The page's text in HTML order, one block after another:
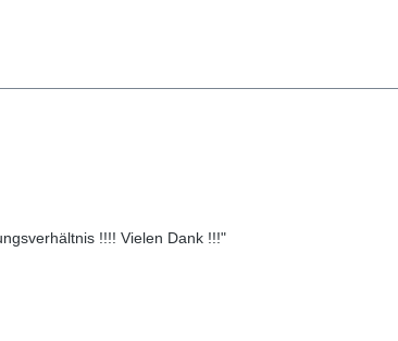
!!!! Vielen Dank !!!"